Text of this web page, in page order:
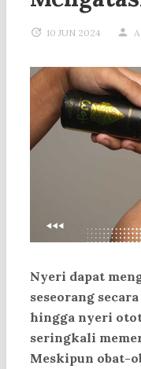
10 JUN 2024
Nyeri dapat
seseorang
hingga nyeri
seringkali
Meskipun obat-